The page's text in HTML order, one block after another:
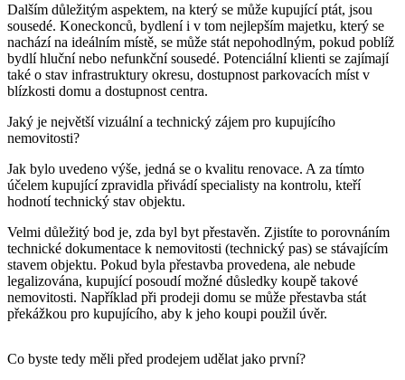
Dalším důležitým aspektem, na který se může kupující ptát, jsou
sousedé. Koneckonců, bydlení i v tom nejlepším majetku, který se
nachází na ideálním místě, se může stát nepohodlným, pokud poblíž
bydlí hluční nebo nefunkční sousedé. Potenciální klienti se zajímají
také o stav infrastruktury okresu, dostupnost parkovacích míst v
blízkosti domu a dostupnost centra.
Jaký je největší vizuální a technický zájem pro kupujícího
nemovitosti?
Jak bylo uvedeno výše, jedná se o kvalitu renovace. A za tímto
účelem kupující zpravidla přivádí specialisty na kontrolu, kteří
hodnotí technický stav objektu.
Velmi důležitý bod je, zda byl byt přestavěn. Zjistíte to porovnáním
technické dokumentace k nemovitosti (technický pas) se stávajícím
stavem objektu. Pokud byla přestavba provedena, ale nebude
legalizována, kupující posoudí možné důsledky koupě takové
nemovitosti. Například při prodeji domu se může přestavba stát
překážkou pro kupujícího, aby k jeho koupi použil úvěr.
Co byste tedy měli před prodejem udělat jako první?